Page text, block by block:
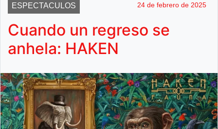
ESPECTACULOS 24 de febrero de 2025
Cuando un regreso se
anhela: HAKEN